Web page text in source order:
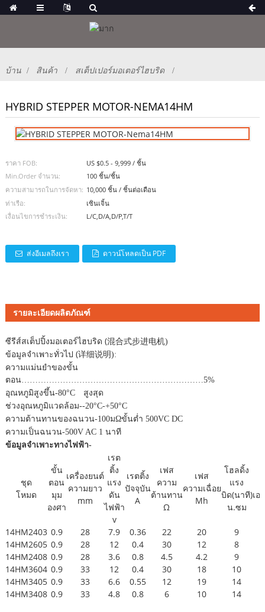
บ้าน สินค้า สเต็ปเปอร์มอเตอร์ไฮบริด
HYBRID STEPPER MOTOR-NEMA14HM
ราคา FOB:
US $0.5 - 9,999 / ชิ้น
Min.Order จำนวน:
100 ชิ้น/ชิ้น
ความสามารถในการจัดหา: 10,000 ชิ้น / ชิ้นต่อเดือน
ท่าเรือ:
เซินเจิ้น
เงื่อนไขการชำระเงิน:
L/C,D/A,D/P,T/T
ส่งอีเมลถึงเรา ดาวน์โหลดเป็น PDF
รายละเอียดผลิตภัณฑ์
ซีรีส์สเต็ปปิ้งมอเตอร์ไฮบริด (混合式步进电机)
ข้อมูลจำเพาะทั่วไป (详细说明):
ความแม่นยำของขั้น
ตอน…………………………………………………………5%
อุณหภูมิสูงขึ้น-80°C สูงสุด
ช่วงอุณหภูมิแวดล้อม--20°C-+50°C
ความต้านทานของฉนวน-100มΩขั้นต่ำ 500VC DC
ความเป็นฉนวน-500V AC 1 นาที
ข้อมูลจำเพาะทางไฟฟ้า-
ชุด
โหมด
ขั้น
ตอน
มุม
องศา
เครื่องยนต์
ความยาว
mm
เรต
ติ้ง
แรง
ดัน
ไฟฟ้า
v
เรตติ้ง
ปัจจุบัน
A
เฟส
ความ
ต้านทาน
Ω
เฟส
ความเฉื่อย
Mh
โฮลดิ้ง
แรง
บิด(นาที)
น.ซม
เอ
14HM2403 0.9 28 7.9 0.36 22 20 9
14HM2605 0.9 28 12 0.4 30 12 8
14HM2408 0.9 28 3.6 0.8 4.5 4.2 9
14HM3604 0.9 33 12 0.4 30 18 10
14HM3405 0.9 33 6.6 0.55 12 19 14
14HM3408 0.9 33 4.8 0.8 6 10 14